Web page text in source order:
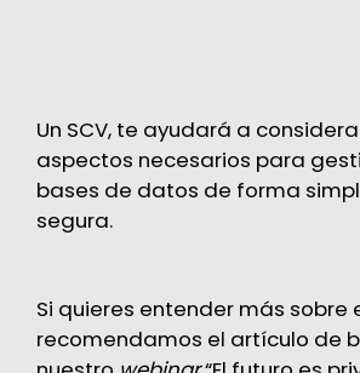
Un SCV, te ayudará a
aspectos necesarios para
bases de datos de forma
segura.
Si quieres entender más sobre
recomendamos el artículo de